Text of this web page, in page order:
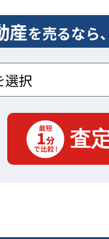
を年度ごとに表したグラフ
昇・下落傾向にあるのか
年度ごとに表したグラフで
下落傾向にあるのかがわか
産を売るなら、